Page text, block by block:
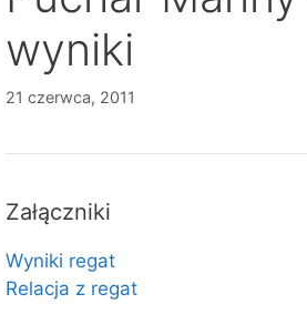
wyniki
21 czerwca, 2011
Załączniki
Wyniki regat
Relacja z regat